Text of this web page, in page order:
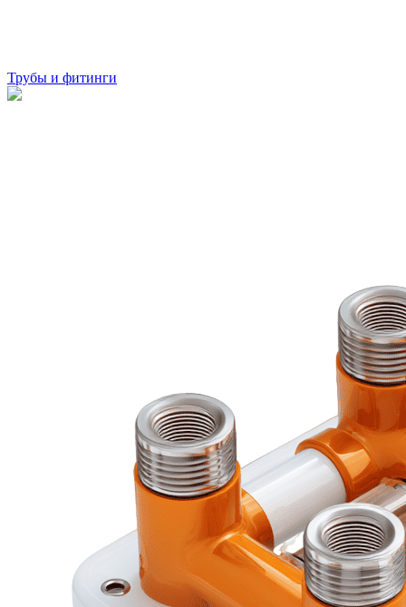
Трубы и фитинги